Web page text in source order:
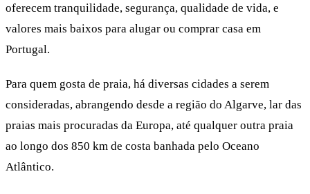
oferecem tranquilidade, segurança, qualidade de vida, e
valores mais baixos para alugar ou comprar casa em
Portugal.
Para quem gosta de praia, há diversas cidades a serem
consideradas, abrangendo desde a região do Algarve, lar das
praias mais procuradas da Europa, até qualquer outra praia
ao longo dos 850 km de costa banhada pelo Oceano
Atlântico.